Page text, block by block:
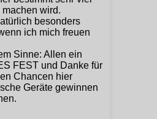
machen wird.
besonders
ich mich freuen
Sinne: Allen ein
FEST und Danke für
Chancen hier
Geräte gewinnen